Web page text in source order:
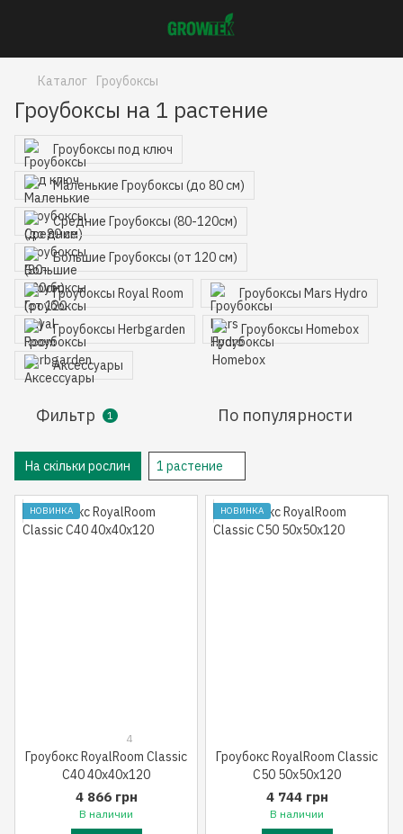
Каталог Гроубоксы
Гроубоксы на 1 растение
Гроубоксы под ключ
Маленькие Гроубоксы (до 80 см)
Средние Гроубоксы (80-120см)
Большие Гроубоксы (от 120 см)
Гроубоксы Royal Room Гроубоксы Mars Hydro
Гроубоксы Herbgarden Гроубоксы Homebox
Аксессуары
Фильтр 1 По популярности
На скільки рослин 1 растение
НОВИНКА
4
Гроубокс RoyalRoom Classic
C40 40x40x120
4 866 грн
В наличии
НОВИНКА
Гроубокс RoyalRoom Classic
C50 50x50x120
4 744 грн
В наличии